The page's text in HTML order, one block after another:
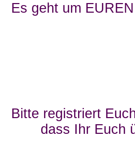
Es geht um
Bitte registriert
dass Ihr Euch